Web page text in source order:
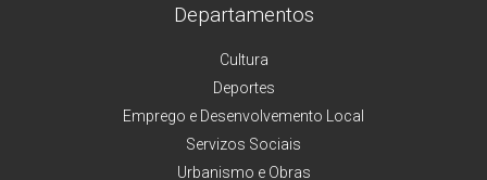
Departamentos
Cultura
Deportes
Emprego e Desenvolvemento Local
Servizos Sociais
Urbanismo e Obras